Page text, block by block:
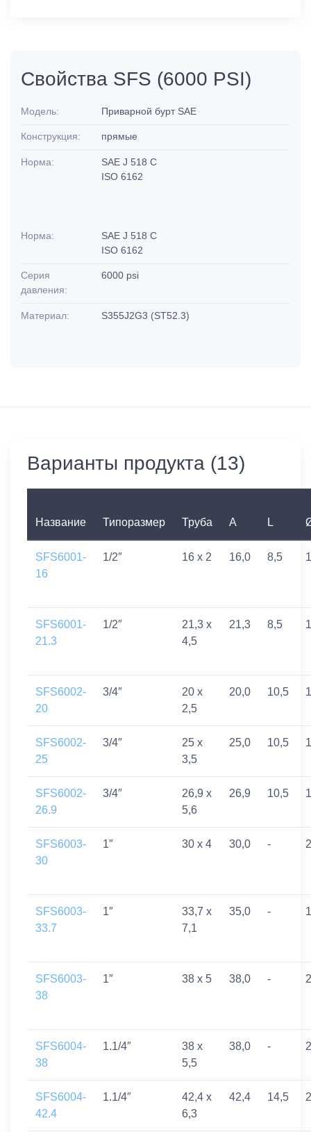
Свойства SFS (6000 PSI)
Модель: Приварной бурт SAE
Конструкция: прямые
Норма:
SAE J 518 C
ISO 6162
Норма:
SAE J 518 C
ISO 6162
Серия
давления:
6000 psi
Материал: S355J2G3 (ST52.3)
Варианты продукта (13)
Название Типоразмер Труба A L
SFS6001-
16
1/2″ 16 x 2 16,0 8,5
SFS6001-
21.3
1/2″
21,3 x
4,5
21,3 8,5
SFS6002-
20
3/4″
20 x
2,5
20,0 10,5
SFS6002-
25
3/4″
25 x
3,5
25,0 10,5
SFS6002-
26.9
3/4″
26,9 x
5,6
26,9 10,5
SFS6003-
30
1″ 30 x 4 30,0 -
SFS6003-
33.7
1″
33,7 x
7,1
35,0 -
SFS6003-
38
1″ 38 x 5 38,0 -
SFS6004-
38
1.1/4″
38 x
5,5
38,0 -
SFS6004-
42.4
1.1/4″
42,4 x
6,3
42,4 14,5